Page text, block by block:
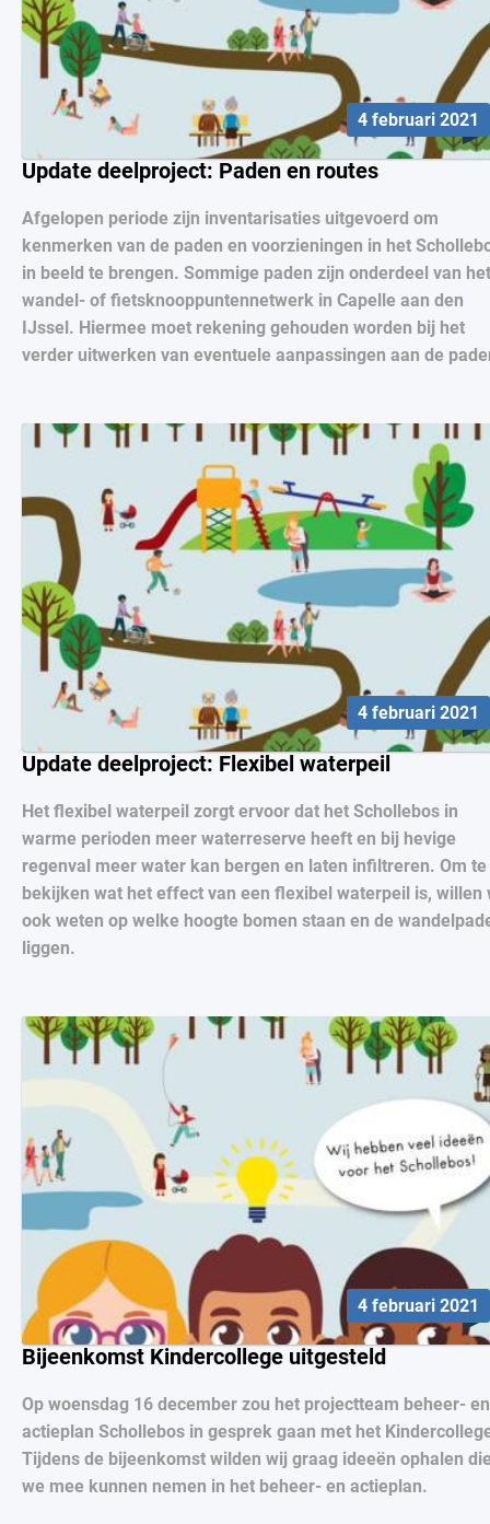
4 februari 2021
Update deelproject: Paden en routes
Afgelopen periode zijn inventarisaties uitgevoerd om
kenmerken van de paden en voorzieningen in het
in beeld te brengen. Sommige paden zijn onderdeel van het
wandel- of fietsknooppuntennetwerk in Capelle aan den
IJssel. Hiermee moet rekening gehouden worden bij het
verder uitwerken van eventuele aanpassingen aan de
4 februari 2021
Update deelproject: Flexibel waterpeil
Het flexibel waterpeil zorgt ervoor dat het Schollebos in
warme perioden meer waterreserve heeft en bij hevige
regenval meer water kan bergen en laten infiltreren. Om te
bekijken wat het effect van een flexibel waterpeil is, willen
ook weten op welke hoogte bomen staan en de
liggen.
4 februari 2021
Bijeenkomst Kindercollege uitgesteld
Op woensdag 16 december zou het projectteam beheer- en
actieplan Schollebos in gesprek gaan met het
Tijdens de bijeenkomst wilden wij graag ideeën ophalen
we mee kunnen nemen in het beheer- en actieplan.